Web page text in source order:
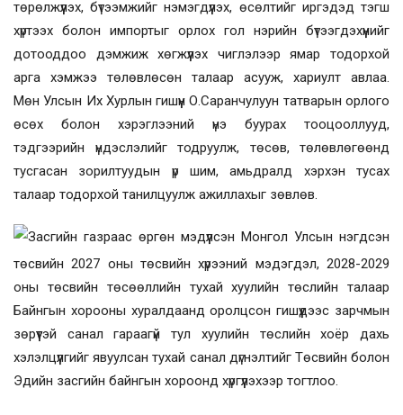
төрөлжүүлэх, бүтээмжийг нэмэгдүүлэх, өсөлтийг иргэдэд тэгш
хүртээх болон импортыг орлох гол нэрийн бүтээгдэхүүнийг
дотооддоо дэмжиж хөгжүүлэх чиглэлээр ямар тодорхой
арга хэмжээ төлөвлөсөн талаар асууж, хариулт авлаа.
Мөн Улсын Их Хурлын гишүүн О.Саранчулуун татварын орлого
өсөх болон хэрэглээний үнэ буурах тооцооллууд,
тэдгээрийн үндэслэлийг тодруулж, төсөв, төлөвлөгөөнд
тусгасан зорилтуудын үр шим, амьдралд хэрхэн тусах
талаар тодорхой танилцуулж ажиллахыг зөвлөв.
Засгийн газраас өргөн мэдүүлсэн Монгол Улсын нэгдсэн
төсвийн 2027 оны төсвийн хүрээний мэдэгдэл, 2028-2029
оны төсвийн төсөөллийн тухай хуулийн төслийн талаар
Байнгын хорооны хуралдаанд оролцсон гишүүдээс зарчмын
зөрүүтэй санал гараагүй тул хуулийн төслийн хоёр дахь
хэлэлцүүлгийг явуулсан тухай санал дүгнэлтийг Төсвийн болон
Эдийн засгийн байнгын хороонд хүргүүлэхээр тогтлоо.